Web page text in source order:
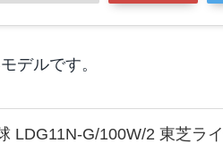
デルです。
LDG11N-G/100W/2 東芝ラ